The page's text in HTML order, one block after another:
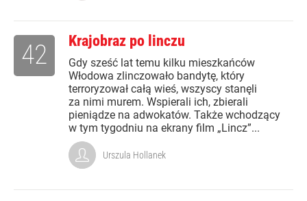
Krajobraz po linczu
Gdy sześć lat temu kilku mieszkańców
Włodowa zlinczowało bandytę, który
terroryzował całą wieś, wszyscy stanęli
za nimi murem. Wspierali ich, zbierali
pieniądze na adwokatów. Także wchodzący
w tym tygodniu na ekrany film „Lincz”...
42
Urszula Hollanek